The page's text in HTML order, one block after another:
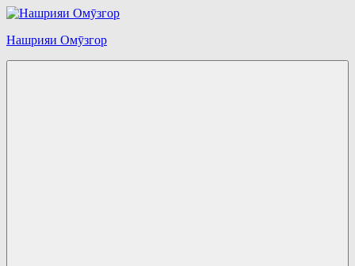
Перейти
содержимому
Нашрияи Омӯзгор